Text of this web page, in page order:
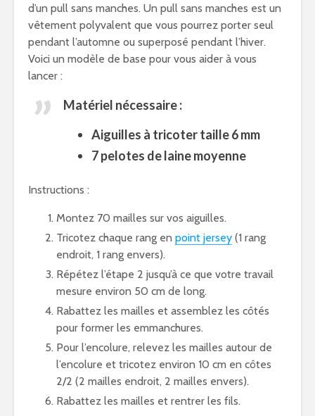
d’un pull sans manches. Un pull sans manches est un
vêtement polyvalent que vous pourrez porter seul
pendant l’automne ou superposé pendant l’hiver.
Voici un modèle de base pour vous aider à vous
lancer :
Matériel nécessaire :
Aiguilles à tricoter taille 6 mm
7 pelotes de laine moyenne
Instructions :
Montez 70 mailles sur vos aiguilles.
Tricotez chaque rang en point jersey (1 rang
endroit, 1 rang envers).
Répétez l’étape 2 jusqu’à ce que votre travail
mesure environ 50 cm de long.
Rabattez les mailles et assemblez les côtés
pour former les emmanchures.
Pour l’encolure, relevez les mailles autour de
l’encolure et tricotez environ 10 cm en côtes
2/2 (2 mailles endroit, 2 mailles envers).
Rabattez les mailles et rentrer les fils.